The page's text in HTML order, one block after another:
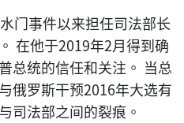
门事件以来担任司法部长
在他于2019年2月得到确
总统的信任和关注。 当总
俄罗斯干预2016年大选有
司法部之间的裂痕。